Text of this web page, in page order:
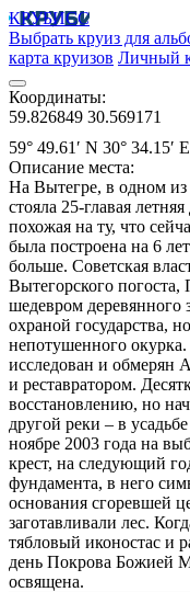
КРУБИСС
Выбрать круиз для
карта круизов Личный
Координаты:
59.826849 30.569171
59° 49.61′ N 30° 34.15′ E
Описание места:
На Вытегре, в одном из
стояла 25-главая
похожая на ту, что
была построена на 6
больше. Советская
Вытегорского
шедевром деревянного
охраной государства,
непотушенного
исследован и обмерян
и реставратором.
восстановлению, но
другой реки – в
ноябре 2003 года на
крест, на следующий
фундамента, в него
основания сгоревшей
заготавливали лес.
тябловый иконостас и
день Покрова Божией
освящена.